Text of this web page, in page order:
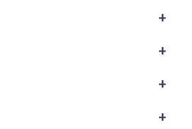
+
+
+
+